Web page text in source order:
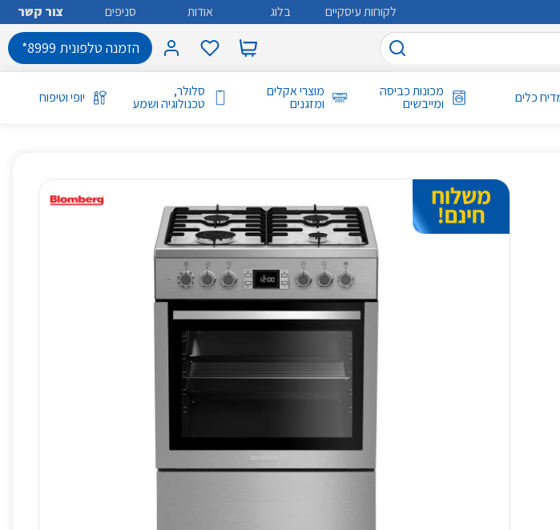
לקוחות עיסקיים בלוג אודות סניפים צור קשר
הזמנה טלפונית 8999*
כלים מכונות כביסה
ומייבשים
מוצרי אקלים
ומזגנים
סלולר,
טכנולוגיה ושמע יופי וטיפוח